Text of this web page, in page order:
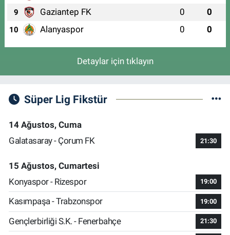
9 Gaziantep FK 0 0
10 Alanyaspor 0 0
Detaylar için tıklayın
Süper Lig Fikstür
14 Ağustos, Cuma
Galatasaray - Çorum FK
21:30
15 Ağustos, Cumartesi
Konyaspor - Rizespor
19:00
Kasımpaşa - Trabzonspor 19:00
Gençlerbirliği S.K. - Fenerbahçe 21:30